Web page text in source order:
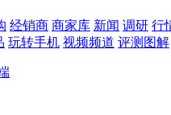
经销商 商家库 新闻 调研 行
玩转手机 视频频道 评测图解